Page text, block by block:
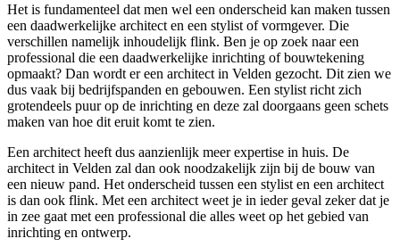
Het is fundamenteel dat men wel een onderscheid kan maken tussen
een daadwerkelijke architect en een stylist of vormgever. Die
verschillen namelijk inhoudelijk flink. Ben je op zoek naar een
professional die een daadwerkelijke inrichting of bouwtekening
opmaakt? Dan wordt er een architect in Velden gezocht. Dit zien we
dus vaak bij bedrijfspanden en gebouwen. Een stylist richt zich
grotendeels puur op de inrichting en deze zal doorgaans geen schets
maken van hoe dit eruit komt te zien.
Een architect heeft dus aanzienlijk meer expertise in huis. De
architect in Velden zal dan ook noodzakelijk zijn bij de bouw van
een nieuw pand. Het onderscheid tussen een stylist en een architect
is dan ook flink. Met een architect weet je in ieder geval zeker dat je
in zee gaat met een professional die alles weet op het gebied van
inrichting en ontwerp.